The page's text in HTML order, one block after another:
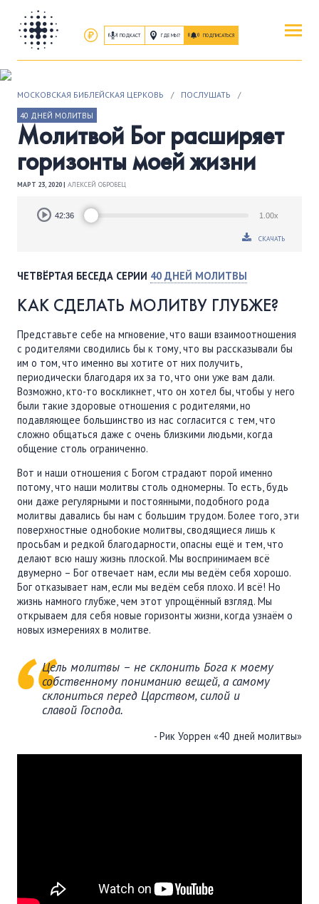
ПОДКАСТ ГДЕ МЫ? ПОДПИСАТЬСЯ
ОБ ИИСУСЕ ХРИСТЕ
ПОСЕТИТЬ
КАК ПРОЕХАТЬ|О ЦЕРКВИ
ПРИСОЕДИНИТЬСЯ
ПОСЛУШАТЬ
ЗАПИСИ БОГОСЛУЖЕНИЙ
ПОДДЕРЖАТЬ
ВРЕМЯ|ДЕНЬГИ
МОСКОВСКАЯ БИБЛЕЙСКАЯ ЦЕРКОВЬ / ПОСЛУШАТЬ /
40 ДНЕЙ МОЛИТВЫ
Молитвой Бог расширяет
горизонты моей жизни
МАРТ 23, 2020 | АЛЕКСЕЙ ОБРОВЕЦ
Audio
Player42:36 1.00x
СКАЧАТЬ
ЧЕТВЁРТАЯ БЕСЕДА СЕРИИ 40 ДНЕЙ МОЛИТВЫ
КАК СДЕЛАТЬ МОЛИТВУ ГЛУБЖЕ?
Представьте себе на мгновение, что ваши взаимоотношения
с родителями сводились бы к тому, что вы рассказывали бы
им о том, что именно вы хотите от них получить,
периодически благодаря их за то, что они уже вам дали.
Возможно, кто-то воскликнет, что он хотел бы, чтобы у него
были такие здоровые отношения с родителями, но
подавляющее большинство из нас согласится с тем, что
сложно общаться даже с очень близкими людьми, когда
общение столь ограниченно.
Вот и наши отношения с Богом страдают порой именно
потому, что наши молитвы столь одномерны. То есть, будь
они даже регулярными и постоянными, подобного рода
молитвы давались бы нам с большим трудом. Более того, эти
поверхностные однобокие молитвы, сводящиеся лишь к
просьбам и редкой благодарности, опасны ещё и тем, что
делают всю нашу жизнь плоской. Мы воспринимаем всё
двумерно – Бог отвечает нам, если мы ведём себя хорошо.
Бог отказывает нам, если мы ведём себя плохо. И всё! Но
жизнь намного глубже, чем этот упрощённый взгляд. Мы
открываем для себя новые горизонты жизни, когда узнаём о
новых измерениях в молитве.
Цель молитвы – не склонить Бога к моему
собственному пониманию вещей, а самому
склониться перед Царством, силой и
славой Господа.
- Рик Уоррен «40 дней молитвы»